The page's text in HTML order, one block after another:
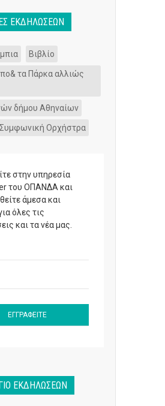
ΕΚΔΗΛΏΣΕΩΝ
Βιβλίο
τα Πάρκα αλλιώς
δήμου Αθηναίων
Συμφωνική Ορχήστρα
στην υπηρεσία
του ΟΠΑΝΔΑ και
άμεσα και
όλες τις
και τα νέα μας.
ΕΚΔΗΛΏΣΕΩΝ